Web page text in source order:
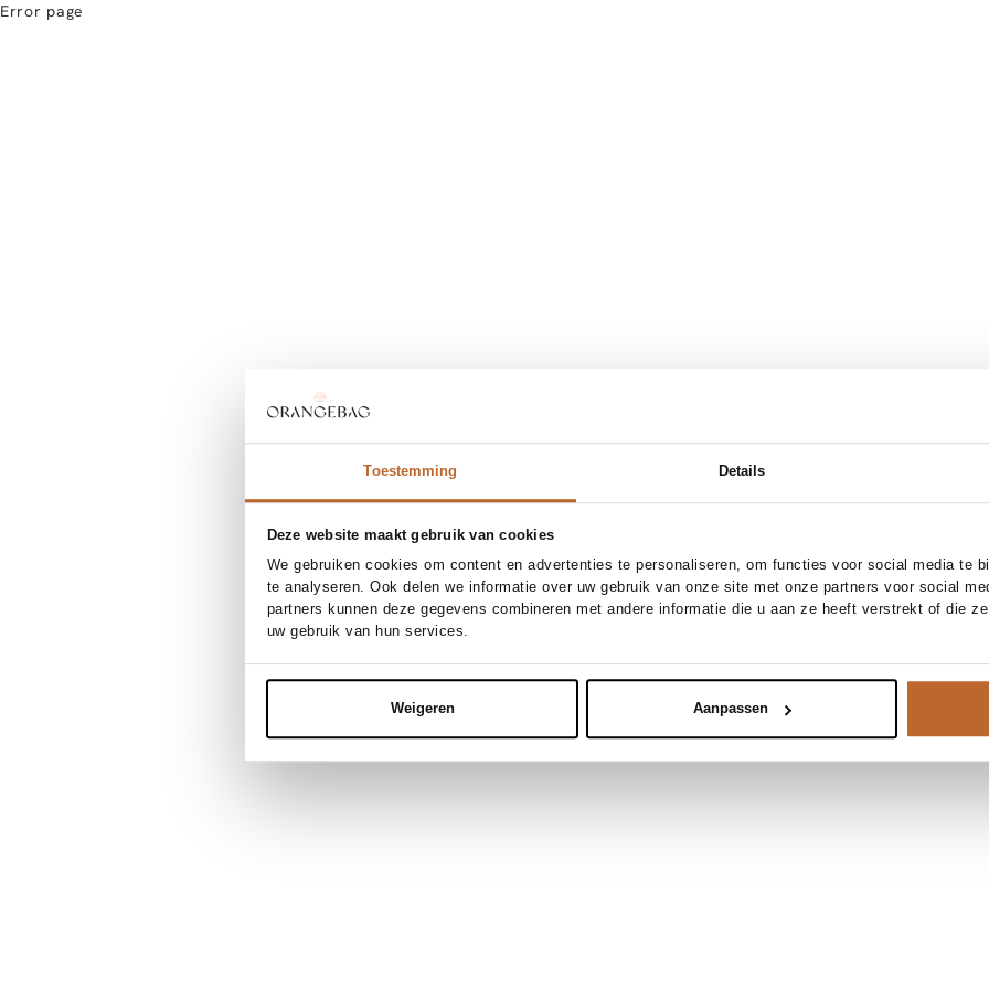
Toestemming Details
Deze website maakt gebruik van cookies
We gebruiken cookies om content en advertenties te personaliseren, om functies voor social media te
te analyseren. Ook delen we informatie over uw gebruik van onze site met onze partners voor social
partners kunnen deze gegevens combineren met andere informatie die u aan ze heeft verstrekt of die
uw gebruik van hun services.
Weigeren Aanpassen
Error page